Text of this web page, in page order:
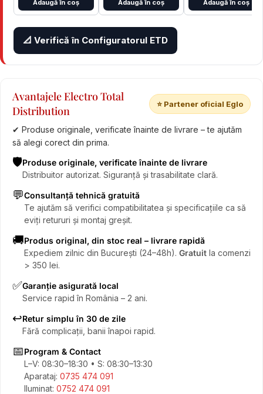
Adaugă în coș Adaugă în coș Adaugă în coș
📐 Verifică în Configuratorul ETD
Avantajele Electro Total
Distribution
⭐ Partener oficial Eglo
✔ Produse originale, verificate înainte de livrare – te ajutăm
să alegi corect din prima.
🛡️Produse originale, verificate înainte de livrare
Distribuitor autorizat. Siguranță și trasabilitate clară.
💬Consultanță tehnică gratuită
Te ajutăm să verifici compatibilitatea și specificațiile ca să
eviți retururi și montaj greșit.
🚚Produs original, din stoc real – livrare rapidă
Expediem zilnic din București (24–48h). Gratuit la comenzi
> 350 lei.
✅Garanție asigurată local
Service rapid în România – 2 ani.
↩️Retur simplu în 30 de zile
Fără complicații, banii înapoi rapid.
📅Program & Contact
L–V: 08:30–18:30 • S: 08:30–13:30
Aparataj: 0735 474 091
Iluminat: 0752 474 091